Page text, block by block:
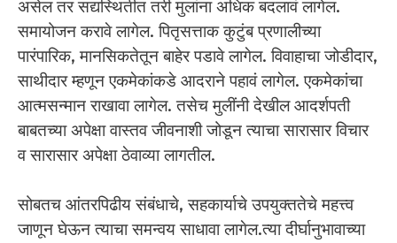
असेल तर सद्यस्थितीत तरी मुलांना अधिक बदलावं लागेल.
समायोजन करावे लागेल. पितृसत्ताक कुटुंब प्रणालीच्या
पारंपारिक, मानसिकतेतून बाहेर पडावे लागेल. विवाहाचा जोडीदार,
साथीदार म्हणून एकमेकांकडे आदराने पहावं लागेल. एकमेकांचा
आत्मसन्मान राखावा लागेल. तसेच मुलींनी देखील आदर्शपती
बाबतच्या अपेक्षा वास्तव जीवनाशी जोडून त्याचा सारासार विचार
व सारासार अपेक्षा ठेवाव्या लागतील.
सोबतच आंतरपिढीय संबंधाचे, सहकार्याचे उपयुक्ततेचे महत्त्व
जाणून घेऊन त्याचा समन्वय साधावा लागेल.त्या दीर्घानुभावाच्या